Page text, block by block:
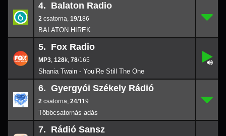
4.
4. Balaton Radio
2 , 19/186
BALATON HIREK
19/186
5.
5. Fox Radio
, 128k, 78/165
Shania Twain - You’Re Still The One
,
128k
165
6.
6. Gyergyói Székely Rádió
2 , 24/119 24/119
7. Rádió Sansz